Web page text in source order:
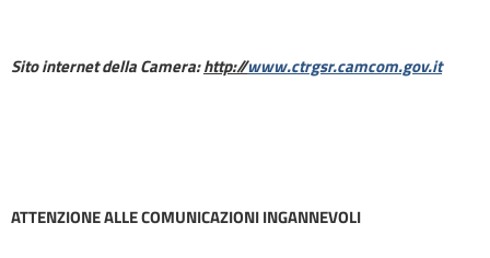
Sito internet della Camera:http://www.ctrgsr.camcom.gov.it
ATTENZIONE ALLE COMUNICAZIONI INGANNEVOLI